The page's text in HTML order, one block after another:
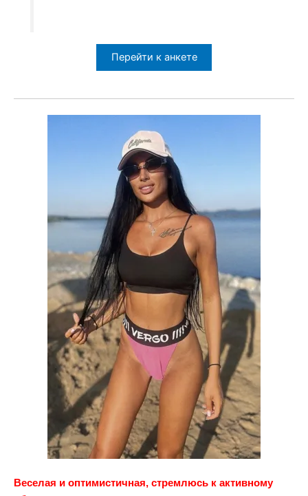
Перейти к анкете
Веселая и оптимистичная, стремлюсь к активному